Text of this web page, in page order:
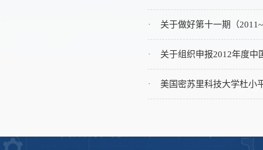
· 关于做好第十一期（
· 关于组织申报2012年度中
· 美国密苏里科技大学杜小